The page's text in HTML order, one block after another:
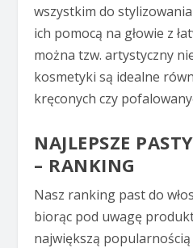
wszystkim do
ich pomocą na głowie z
można tzw. artystyczny
kosmetyki są idealne
kręconych czy
NAJLEPSZE
– RANKING
Nasz ranking past do
biorąc pod uwagę
największą